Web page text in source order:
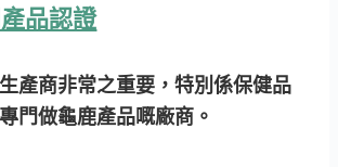
品認證
產商非常之重要，特別係保健品
門做龜鹿產品嘅廠商。